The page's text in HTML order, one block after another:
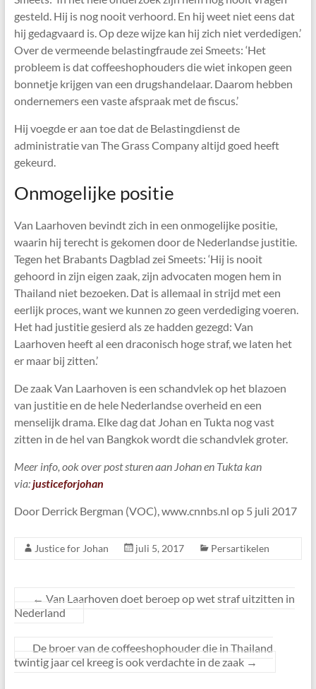
gesteld. Hij is nog nooit verhoord. En hij weet niet eens dat
hij gedagvaard is. Op deze wijze kan hij zich niet verdedigen.’
Over de vermeende belastingfraude zei Smeets: ‘Het
probleem is dat coffeeshophouders die wiet inkopen geen
bonnetje krijgen van een drugshandelaar. Daarom hebben
ondernemers een vaste afspraak met de fiscus.’
Hij voegde er aan toe dat de Belastingdienst de
administratie van The Grass Company altijd goed heeft
gekeurd.
Onmogelijke positie
Van Laarhoven bevindt zich in een onmogelijke positie,
waarin hij terecht is gekomen door de Nederlandse justitie.
Tegen het Brabants Dagblad zei Smeets: ‘Hij is nooit
gehoord in zijn eigen zaak, zijn advocaten mogen hem in
Thailand niet bezoeken. Dat is allemaal in strijd met een
eerlijk proces, want we kunnen zo geen verdediging voeren.
Het had justitie gesierd als ze hadden gezegd: Van
Laarhoven heeft al een draconisch hoge straf, we laten het
er maar bij zitten.’
De zaak Van Laarhoven is een schandvlek op het blazoen
van justitie en de hele Nederlandse overheid en een
menselijk drama. Elke dag dat Johan en Tukta nog vast
zitten in de hel van Bangkok wordt die schandvlek groter.
Meer info, ook over post sturen aan Johan en Tukta kan
via:justiceforjohan
Door Derrick Bergman (VOC), www.cnnbs.nl op 5 juli 2017
Justice for Johan juli 5, 2017 Persartikelen
← Van Laarhoven doet beroep op wet straf uitzitten in
Nederland
De broer van de coffeeshophouder die in Thailand
twintig jaar cel kreeg​​ is ook verdachte in de zaak →